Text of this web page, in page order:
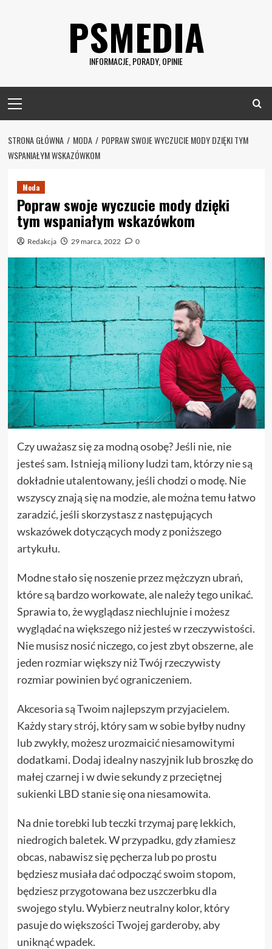
PSMEDIA
INFORMACJE, PORADY, OPINIE
Menu
STRONA GŁÓWNA MODA
POPRAW SWOJE WYCZUCIE MODY DZIĘKI TYM
WSPANIAŁYM WSKAZÓWKOM
Moda
Popraw swoje wyczucie mody dzięki
tym wspaniałym wskazówkom
Redakcja 29 marca, 2022 0
Czy uważasz się za modną osobę? Jeśli nie, nie
jesteś sam. Istnieją miliony ludzi tam, którzy nie są
dokładnie utalentowany, jeśli chodzi o modę. Nie
wszyscy znają się na modzie, ale można temu łatwo
zaradzić, jeśli skorzystasz z następujących
wskazówek dotyczących mody z poniższego
artykułu.
Modne stało się noszenie przez mężczyzn ubrań,
które są bardzo workowate, ale należy tego unikać.
Sprawia to, że wyglądasz niechlujnie i możesz
wyglądać na większego niż jesteś w rzeczywistości.
Nie musisz nosić niczego, co jest zbyt obszerne, ale
jeden rozmiar większy niż Twój rzeczywisty
rozmiar powinien być ograniczeniem.
Akcesoria są Twoim najlepszym przyjacielem.
Każdy stary strój, który sam w sobie byłby nudny
lub zwykły, możesz urozmaicić niesamowitymi
dodatkami. Dodaj idealny naszyjnik lub broszkę do
małej czarnej i w dwie sekundy z przeciętnej
sukienki LBD stanie się ona niesamowita.
Na dnie torebki lub teczki trzymaj parę lekkich,
niedrogich baletek. W przypadku, gdy złamiesz
obcas, nabawisz się pęcherza lub po prostu
będziesz musiała dać odpocząć swoim stopom,
będziesz przygotowana bez uszczerbku dla
swojego stylu. Wybierz neutralny kolor, który
pasuje do większości Twojej garderoby, aby
uniknąć wpadek.